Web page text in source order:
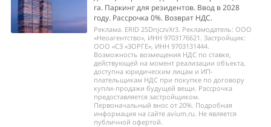
га. Паркинг для резидентов. Ввод в 2028
году. Рассрочка 0%. Возврат НДС.
Реклама. ERID 2SDnjczvXr3. Рекламодатель: ООО
«Неоагентство», ИНН 9703176621. Застройщик:
ООО «СЗ «ЗОРГЕ», ИНН 9703131444.
Возможность возмещения НДС по ставке,
действующей на момент реализации объекта,
доступна юридическим лицам и ИП-
плательщикам НДС при покупке по договору
купли-продажи будущей вещи. Рассрочка
предоставляется застройщиком.
Первоначальный внос от 20%. Подробная
информация на сайте avium.ru. Не является
публичной офертой.